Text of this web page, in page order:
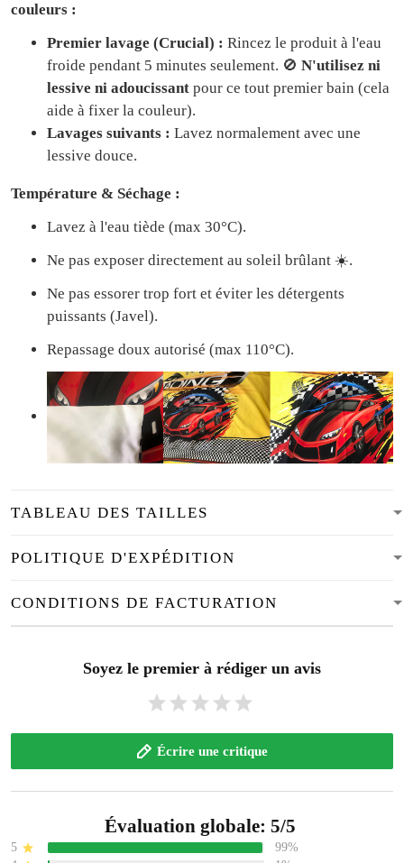
couleurs :
Premier lavage (Crucial) : Rincez le produit à l'eau
froide pendant 5 minutes seulement. 🚫 N'utilisez ni
lessive ni adoucissant pour ce tout premier bain (cela
aide à fixer la couleur).
Lavages suivants : Lavez normalement avec une
lessive douce.
Température & Séchage :
Lavez à l'eau tiède (max 30°C).
Ne pas exposer directement au soleil brûlant ☀️.
Ne pas essorer trop fort et éviter les détergents
puissants (Javel).
Repassage doux autorisé (max 110°C).
TABLEAU DES TAILLES
POLITIQUE D'EXPÉDITION
CONDITIONS DE FACTURATION
Soyez le premier à rédiger un avis
Écrire une critique
Évaluation globale: 5/5
5
99%